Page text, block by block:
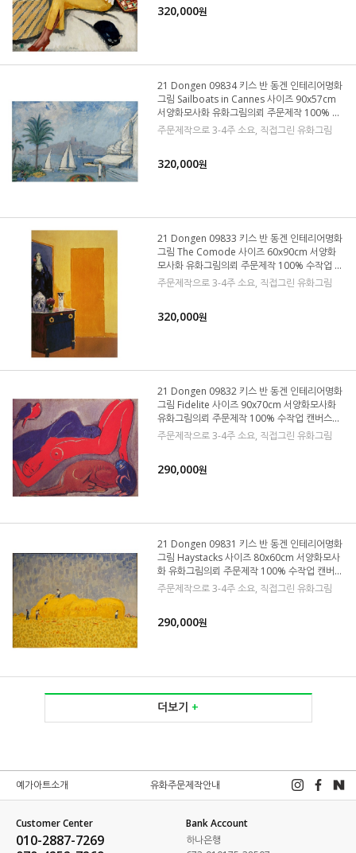
320,000원
21 Dongen 09834 키스 반 동겐 인테리어명화
그림 Sailboats in Cannes 사이즈 90x57cm
서양화모사화 유화그림의뢰 주문제작 100% 수
작업 캔버스그림
주문제작으로 3-4주 소요, 직접그린 유화그림
320,000원
21 Dongen 09833 키스 반 동겐 인테리어명화
그림 The Comode 사이즈 60x90cm 서양화
모사화 유화그림의뢰 주문제작 100% 수작업 캔
버스그림
주문제작으로 3-4주 소요, 직접그린 유화그림
320,000원
21 Dongen 09832 키스 반 동겐 인테리어명화
그림 Fidelite 사이즈 90x70cm 서양화모사화
유화그림의뢰 주문제작 100% 수작업 캔버스그
림
주문제작으로 3-4주 소요, 직접그린 유화그림
290,000원
21 Dongen 09831 키스 반 동겐 인테리어명화
그림 Haystacks 사이즈 80x60cm 서양화모사
화 유화그림의뢰 주문제작 100% 수작업 캔버스
그림
주문제작으로 3-4주 소요, 직접그린 유화그림
290,000원
더보기 +
예가아트소개 유화주문제작안내
Customer Center
010-2887-7269
Bank Account
하나은행